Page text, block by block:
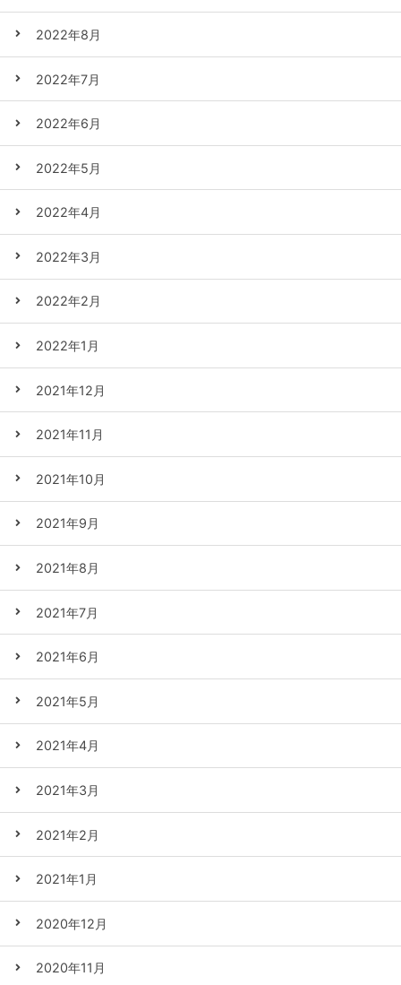
2022年8月
2022年7月
2022年6月
2022年5月
2022年4月
2022年3月
2022年2月
2022年1月
2021年12月
2021年11月
2021年10月
2021年9月
2021年8月
2021年7月
2021年6月
2021年5月
2021年4月
2021年3月
2021年2月
2021年1月
2020年12月
2020年11月